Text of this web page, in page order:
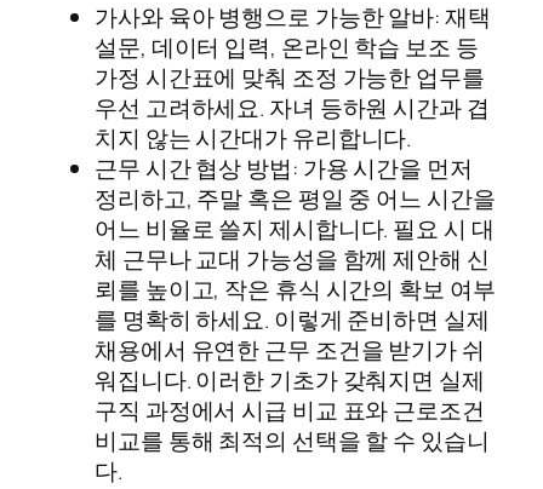
가사와 육아 병행으로 가능한 알바: 재택
설문, 데이터 입력, 온라인 학습 보조 등
가정 시간표에 맞춰 조정 가능한 업무를
우선 고려하세요. 자녀 등하원 시간과 겹
치지 않는 시간대가 유리합니다.
근무 시간 협상 방법: 가용 시간을 먼저
정리하고, 주말 혹은 평일 중 어느 시간을
어느 비율로 쓸지 제시합니다. 필요 시 대
체 근무나 교대 가능성을 함께 제안해 신
뢰를 높이고, 작은 휴식 시간의 확보 여부
를 명확히 하세요. 이렇게 준비하면 실제
채용에서 유연한 근무 조건을 받기가 쉬
워집니다. 이러한 기초가 갖춰지면 실제
구직 과정에서 시급 비교 표와 근로조건
비교를 통해 최적의 선택을 할 수 있습니
다.